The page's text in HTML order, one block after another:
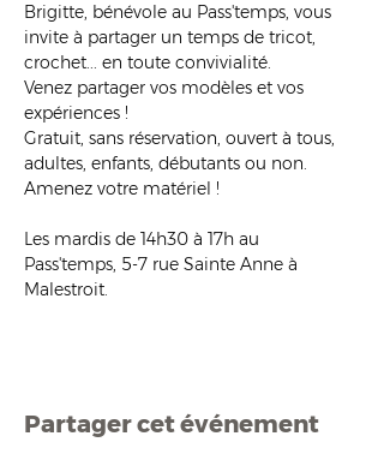
Brigitte, bénévole au Pass'temps, vous
invite à partager un temps de tricot,
crochet... en toute convivialité.
Venez partager vos modèles et vos
expériences !
Gratuit, sans réservation, ouvert à tous,
adultes, enfants, débutants ou non.
Amenez votre matériel !
Les mardis de 14h30 à 17h au
Pass'temps, 5-7 rue Sainte Anne à
Malestroit.
Partager cet événement